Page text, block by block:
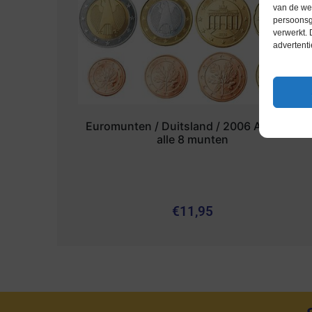
van de
verwerkt.
Euromunten / Duitsland / 2006 A / Unc /
alle 8 munten
€11,95